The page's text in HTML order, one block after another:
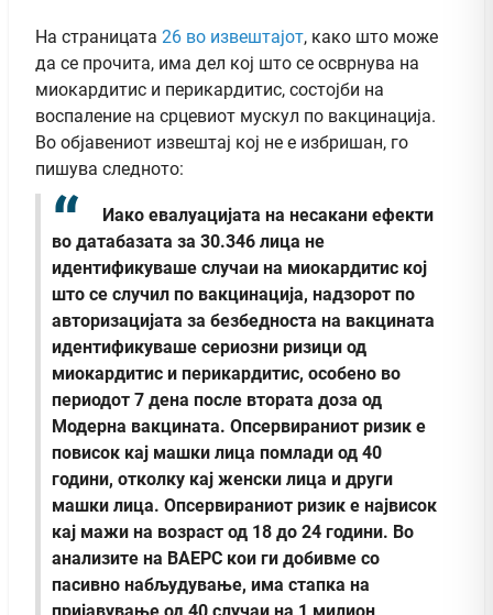
На страницата 26 во извештајот, како што може
да се прочита, има дел кој што се осврнува на
миокардитис и перикардитис, состојби на
воспаление на срцевиот мускул по вакцинација.
Во објавениот извештај кој не е избришан, го
пишува следното:
Иако евалуацијата на несакани ефекти
во датабазата за 30.346 лица не
идентификуваше случаи на миокардитис кој
што се случил по вакцинација, надзорот по
авторизацијата за безбедноста на вакцината
идентификуваше сериозни ризици од
миокардитис и перикардитис, особено во
периодот 7 дена после втората доза од
Модерна вакцината. Опсервираниот ризик е
повисок кај машки лица помлади од 40
години, отколку кај женски лица и други
машки лица. Опсервираниот ризик е највисок
кај мажи на возраст од 18 до 24 години. Во
анализите на ВАЕРС кои ги добивме со
пасивно набљудување, има стапка на